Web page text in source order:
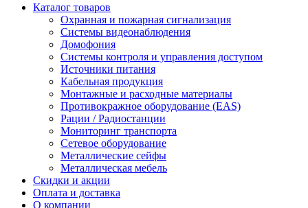
Каталог товаров
Охранная и пожарная сигнализация
Системы видеонаблюдения
Домофония
Системы контроля и управления доступом
Источники питания
Кабельная продукция
Монтажные и расходные материалы
Противокражное оборудование (EAS)
Рации / Радиостанции
Мониторинг транспорта
Сетевое оборудование
Металлические сейфы
Металлическая мебель
Скидки и акции
Оплата и доставка
О компании